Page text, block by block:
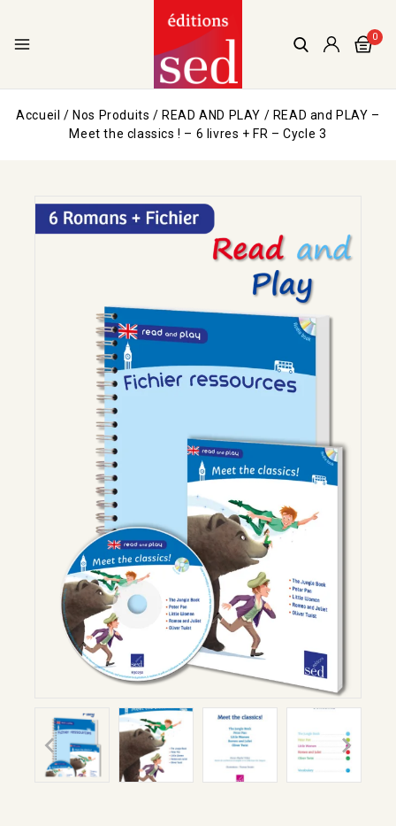
0
Accueil / Nos Produits / READ AND PLAY / READ and PLAY –
Meet the classics ! – 6 livres + FR – Cycle 3